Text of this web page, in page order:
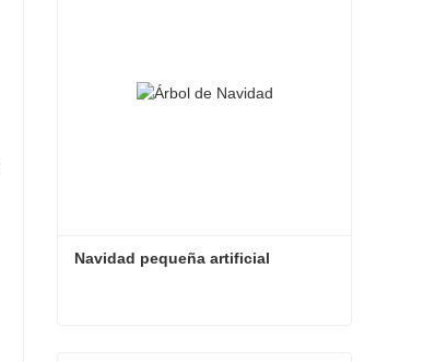
Navidad pequeña artificial